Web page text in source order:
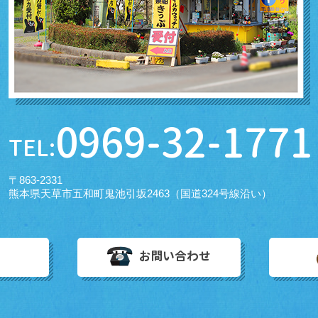
TEL:0969-32-1771
〒863-2331
熊本県天草市五和町鬼池引坂2463（国道324号線沿い）
お問い合わせ